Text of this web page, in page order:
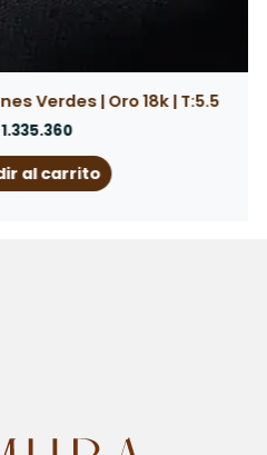
Verdes | Oro 18k | T:5.5
al carrito